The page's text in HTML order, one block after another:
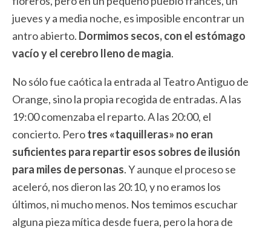
jueves y a media noche, es imposible encontrar un
antro abierto. Dormimos secos, con el estómago
vacío y el cerebro lleno de magia.
No sólo fue caótica la entrada al Teatro Antiguo de
Orange, sino la propia recogida de entradas. A las
19:00 comenzaba el reparto. A las 20:00, el
concierto. Perotres «taquilleras» no eran
suficientes para repartir esos sobres de ilusión
para miles de personas. Y aunque el proceso se
aceleró, nos dieron las 20:10, y no eramos los
últimos, ni mucho menos. Nos temimos escuchar
alguna pieza mítica desde fuera, pero la hora de